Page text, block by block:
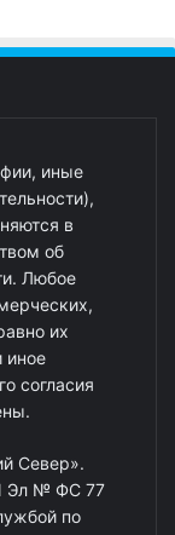
иные
в
об
Любое
их
иное
согласия
Север».
Эл № ФС 77
по